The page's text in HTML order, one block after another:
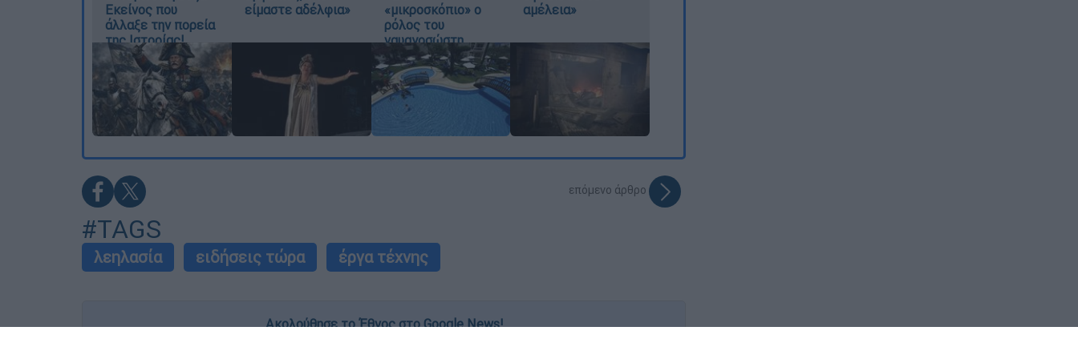
Εκείνος που
άλλαξε την πορεία
της Ιστορίας!
είμαστε αδέλφια»
«μικροσκόπιο» ο
ρόλος του
ναυαγοσώστη
αμέλεια»
επόμενο άρθρο
#TAGS
λεηλασία ειδήσεις τώρα έργα τέχνης
Ακολούθησε το Έθνος στο Google News!